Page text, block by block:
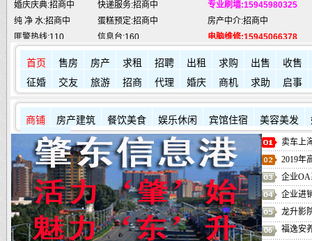
纯 净 水:招商中
蛋糕预定:招商中
房产中介:招商中
匪警热线:110
信息台:160
电脑维修:15945066378
肇东火车站:2946115 凯蒂酒店:5977776 肇东福和酒店: 7711111
首页 售房 房产 求租 招聘 出租 求购 出售
收售
征婚
交友 旅游 招商 代理 婚庆 商机 求助 启事
商铺 房产建筑 餐饮美食 娱乐休闲 宾馆住宿 美容美发
其它店铺
卖车上
2019年
企业OA
企业进
龙升影
福逸安